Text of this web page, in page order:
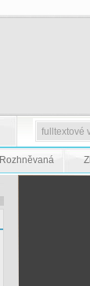
Rozhněvaná